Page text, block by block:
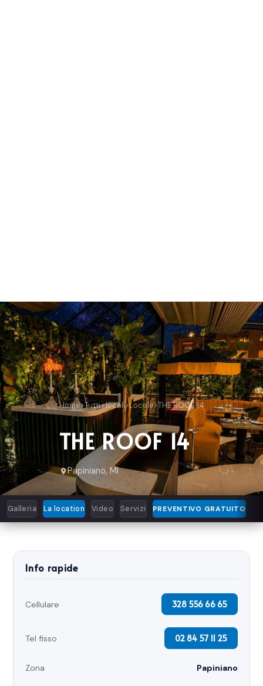
Home>Tutti i locali>Locale>THE ROOF 14
THE ROOF 14
Papiniano, MI
Galleria La location Video Servizi PREVENTIVO GRATUITO
Info rapide
Cellulare 328 556 66 65
Tel fisso 02 84 57 11 25
Zona Papiniano